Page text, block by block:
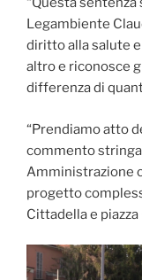
Legambiente
diritto alla salute
altro e riconosce
differenza di
“Prendiamo atto
commento
Amministrazione
progetto
Cittadella e piazza